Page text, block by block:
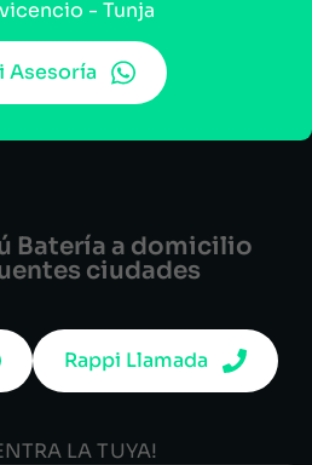
Asesoría
Batería a domicilio
ciudades
- Tunja
Rappi Llamada
LA TUYA!